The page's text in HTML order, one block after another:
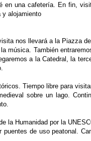
una cafetería. En fin,
y alojamiento
nos llevará a la Piazza
la música. También
a la Catedral, la
Tiempo libre para
sobre un lago.
la Humanidad por la
de uso peatonal.